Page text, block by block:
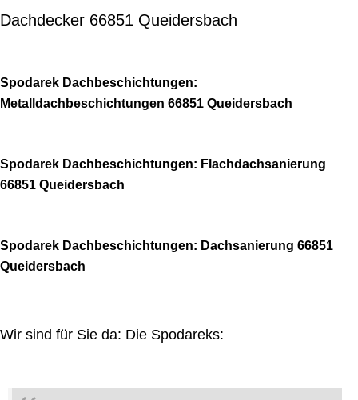
Dachdecker 66851 Queidersbach
Spodarek Dachbeschichtungen:
Metalldachbeschichtungen 66851 Queidersbach
Spodarek Dachbeschichtungen: Flachdachsanierung
66851 Queidersbach
Spodarek Dachbeschichtungen: Dachsanierung 66851
Queidersbach
Wir sind für Sie da: Die Spodareks: